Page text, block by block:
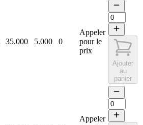
35.000 5.000 0
Appeler
pour le
prix
Ajouter
au
panier
Appeler